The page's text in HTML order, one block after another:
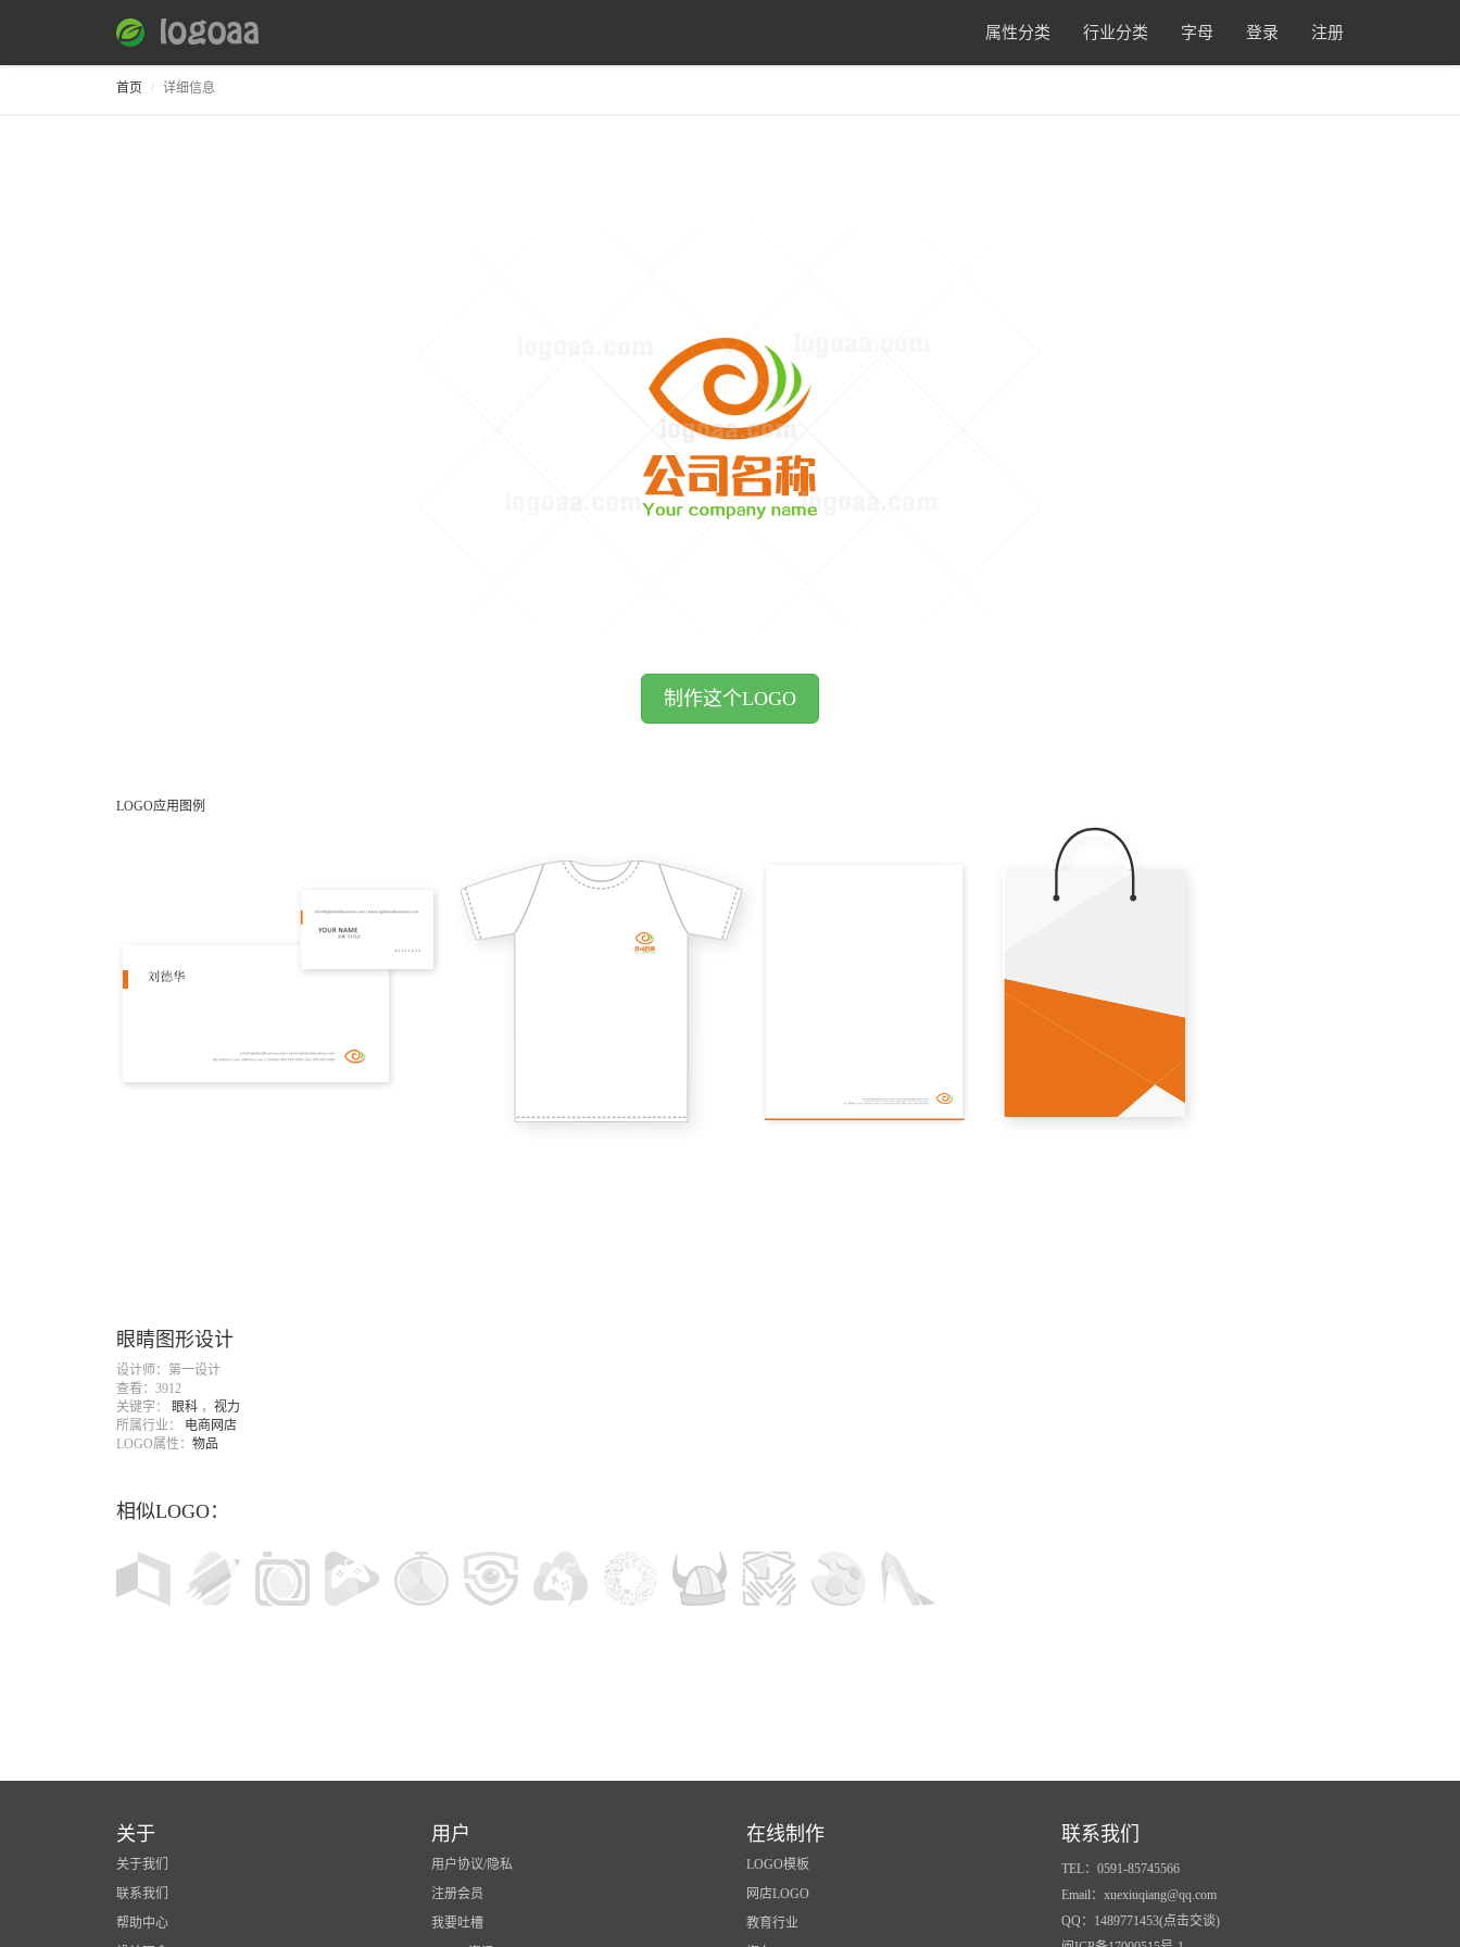
属性分类 行业分类 字母 登录 注册
首页 详细信息
制作这个LOGO
LOGO应用图例
眼睛图形设计
设计师：第一设计
查看：3912
关键字： 眼科 ， 视力
所属行业： 电商网店
LOGO属性： 物品
相似LOGO：
关于
关于我们
联系我们
帮助中心
用户
用户协议/隐私
注册会员
我要吐槽
在线制作
LOGO模板
网店LOGO
教育行业
联系我们
TEL：0591-85745566
Email：xuexiuqiang@qq.com
QQ：1489771453(点击交谈)